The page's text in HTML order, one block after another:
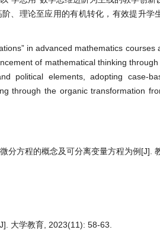
、理论至应用的有机转化，有效提升学
in advanced mathematics courses
of mathematical thinking through
political elements, adopting case-
through the organic transformation
方程的概念及可分离变量方程为例[J].
大学教育, 2023(11): 58-63.